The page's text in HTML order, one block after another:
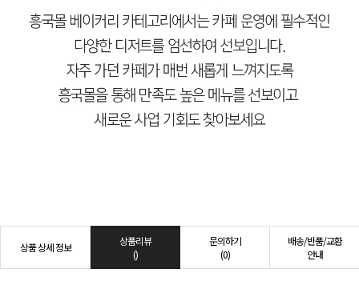
상품 상세 정보
상품리뷰
()
문의하기
(0)
배송/반품/교환
안내